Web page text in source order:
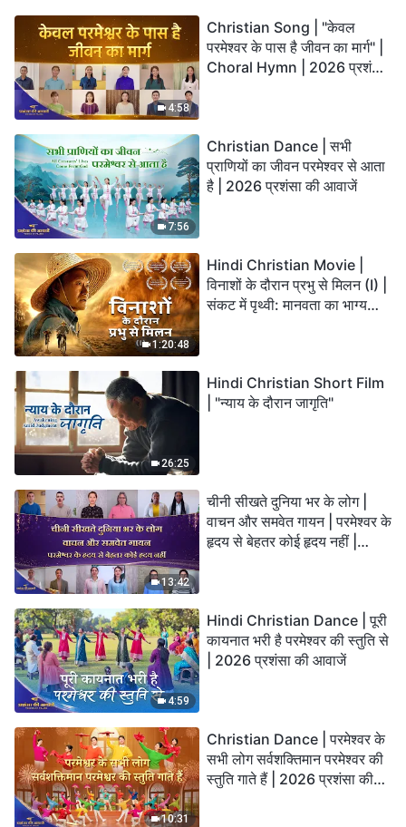
4:58
Christian Song | "केवल
परमेश्वर के पास है जीवन का मार्ग" |
Choral Hymn | 2026 प्रशंसा
7:56
Christian Dance | सभी
प्राणियों का जीवन परमेश्वर से आता
है | 2026 प्रशंसा की आवाजें
1:20:48
Hindi Christian Movie |
विनाशों के दौरान प्रभु से मिलन (I) |
संकट में पृथ्वी: मानवता का भाग्य
26:25
Hindi Christian Short Film
| "न्याय के दौरान जागृति"
13:42
चीनी सीखते दुनिया भर के लोग |
वाचन और समवेत गायन | परमेश्वर के
हृदय से बेहतर कोई हृदय नहीं |
4:59
Hindi Christian Dance | पूरी
कायनात भरी है परमेश्वर की स्तुति से
| 2026 प्रशंसा की आवाजें
10:31
Christian Dance | परमेश्वर के
सभी लोग सर्वशक्तिमान परमेश्वर की
स्तुति गाते हैं | 2026 प्रशंसा की